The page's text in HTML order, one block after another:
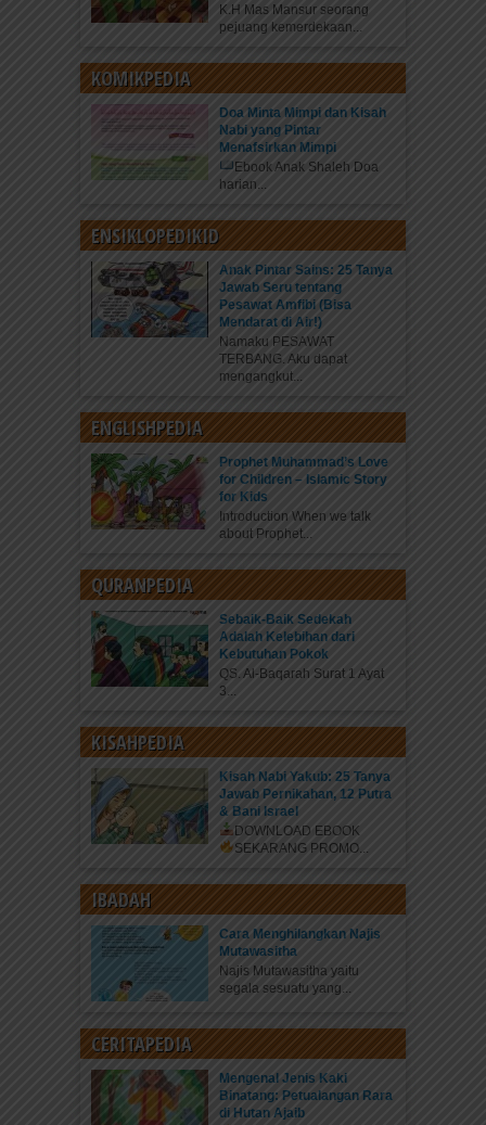
K.H Mas Mansur seorang
pejuang kemerdekaan...
KOMIKPEDIA
Doa Minta Mimpi dan Kisah
Nabi yang Pintar
Menafsirkan Mimpi
Ebook Anak Shaleh Doa
harian...
ENSIKLOPEDIKID
Anak Pintar Sains: 25 Tanya
Jawab Seru tentang
Pesawat Amfibi (Bisa
Mendarat di Air!)
Namaku PESAWAT
TERBANG. Aku dapat
mengangkut...
ENGLISHPEDIA
Prophet Muhammad’s Love
for Children – Islamic Story
for Kids
Introduction When we talk
about Prophet...
QURANPEDIA
Sebaik-Baik Sedekah
Adalah Kelebihan dari
Kebutuhan Pokok
QS. Al-Baqarah Surat 1 Ayat
3...
KISAHPEDIA
Kisah Nabi Yakub: 25 Tanya
Jawab Pernikahan, 12 Putra
& Bani Israel
DOWNLOAD EBOOK
SEKARANG PROMO...
IBADAH
Cara Menghilangkan Najis
Mutawasitha
Najis Mutawasitha yaitu
segala sesuatu yang...
CERITAPEDIA
Mengenal Jenis Kaki
Binatang: Petualangan Rara
di Hutan Ajaib